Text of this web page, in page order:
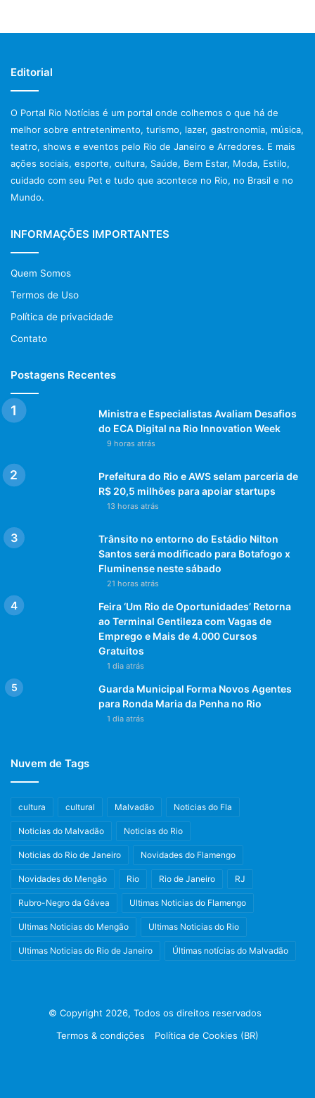
Editorial
O Portal Rio Notícias é um portal onde colhemos o que há de
melhor sobre entretenimento, turismo, lazer, gastronomia, música,
teatro, shows e eventos pelo Rio de Janeiro e Arredores. E mais
ações sociais, esporte, cultura, Saúde, Bem Estar, Moda, Estilo,
cuidado com seu Pet e tudo que acontece no Rio, no Brasil e no
Mundo.
INFORMAÇÕES IMPORTANTES
Quem Somos
Termos de Uso
Política de privacidade
Contato
Postagens Recentes
Ministra e Especialistas Avaliam Desafios
do ECA Digital na Rio Innovation Week
9 horas atrás
Prefeitura do Rio e AWS selam parceria de
R$ 20,5 milhões para apoiar startups
13 horas atrás
Trânsito no entorno do Estádio Nilton
Santos será modificado para Botafogo x
Fluminense neste sábado
21 horas atrás
Feira ‘Um Rio de Oportunidades’ Retorna
ao Terminal Gentileza com Vagas de
Emprego e Mais de 4.000 Cursos
Gratuitos
1 dia atrás
Guarda Municipal Forma Novos Agentes
para Ronda Maria da Penha no Rio
1 dia atrás
Nuvem de Tags
cultura cultural Malvadão Noticias do Fla
Noticias do Malvadão Noticias do Rio
Noticias do Rio de Janeiro Novidades do Flamengo
Novidades do Mengão Rio Rio de Janeiro RJ
Rubro-Negro da Gávea Ultimas Noticias do Flamengo
Ultimas Noticias do Mengão Ultimas Noticias do Rio
Ultimas Noticias do Rio de Janeiro Últimas notícias do Malvadão
© Copyright 2026, Todos os direitos reservados
Termos & condições
Política de Cookies (BR)